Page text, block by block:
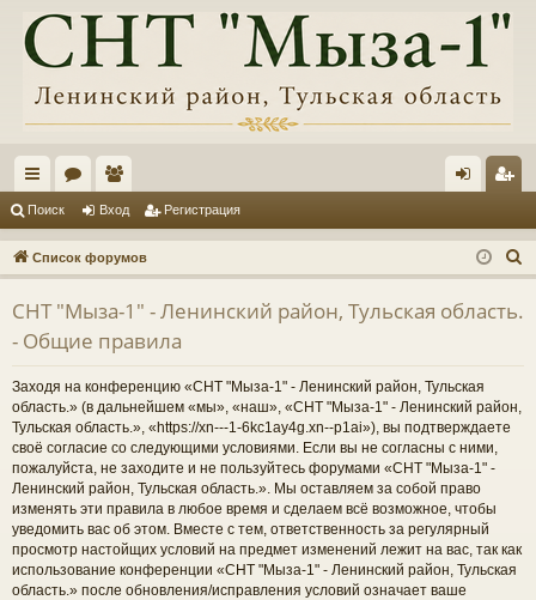
с
ы
лк
и
ум
ы
ол
ьз
ов
ат
ел
и
д ис
тр
ац
Поиск Вход Регистрация
Список форумов
о
СНТ "Мыза-1" - Ленинский район, Тульская область.
- Общие правила
Заходя на конференцию «СНТ "Мыза-1" - Ленинский район, Тульская
область.» (в дальнейшем «мы», «наш», «СНТ "Мыза-1" - Ленинский район,
Тульская область.», «https://xn---1-6kc1ay4g.xn--p1ai»), вы подтверждаете
своё согласие со следующими условиями. Если вы не согласны с ними,
пожалуйста, не заходите и не пользуйтесь форумами «СНТ "Мыза-1" -
Ленинский район, Тульская область.». Мы оставляем за собой право
изменять эти правила в любое время и сделаем всё возможное, чтобы
уведомить вас об этом. Вместе с тем, ответственность за регулярный
просмотр настойщих условий на предмет изменений лежит на вас, так как
использование конференции «СНТ "Мыза-1" - Ленинский район, Тульская
область.» после обновления/исправления условий означает ваше